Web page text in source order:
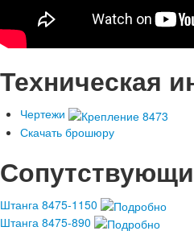
Техническая
Чертежи
Скачать брошюру
Штанга 8475-1150
Штанга 8475-890